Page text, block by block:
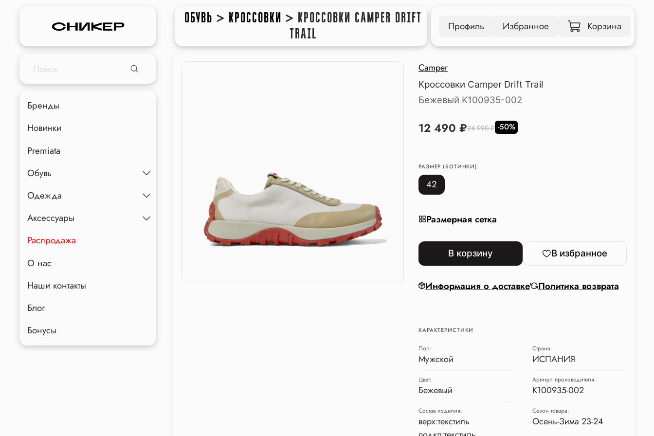
ОБУВЬ > КРОССОВКИ > КРОССОВКИ CAMPER DRIFT
TRAIL
Профиль Избранное Корзина
Camper
Кроссовки Camper Drift Trail
Бежевый K100935-002
РАЗМЕР (БОТИНКИ)
42
Размерная сетка
12 490 ₽24 990 ₽ -50%
В корзину В избранное
Информация о доставке Политика возврата
ХАРАКТЕРИСТИКИ
Пол:
Мужской
Страна:
ИСПАНИЯ
Цвет:
Бежевый
Артикул производителя:
K100935-002
Состав изделия:
верх:текстиль
Сезон товара:
Осень-Зима 23-24
Бренды
Новинки
Premiata
Обувь
Одежда
Аксессуары
Распродажа
О нас
Наши контакты
Блог
Бонусы